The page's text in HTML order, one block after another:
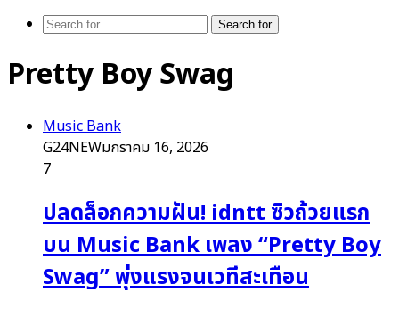
Search for
Pretty Boy Swag
Music Bank
G24NEWมกราคม 16, 2026
7
ปลดล็อกความฝัน! idntt ซิวถ้วยแรก
บน Music Bank เพลง “Pretty Boy
Swag” พุ่งแรงจนเวทีสะเทือน